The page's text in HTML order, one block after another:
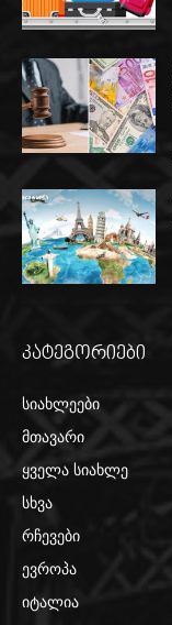
კატეგორიები
სიახლეები
მთავარი
ყველა სიახლე
სხვა
რჩევები
ევროპა
იტალია